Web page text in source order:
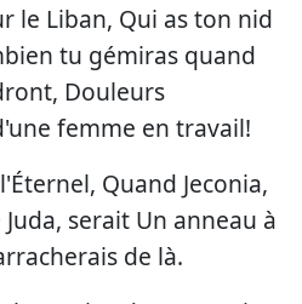
le Liban, Qui as ton nid
tu gémiras quand
Douleurs
femme en travail!
Quand Jeconia,
serait Un anneau à
de là.